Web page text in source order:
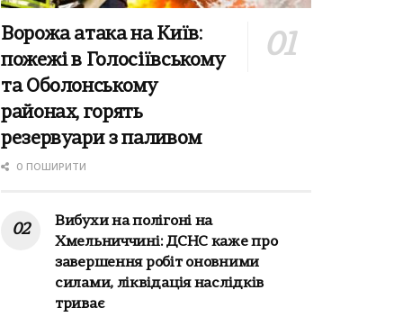
Ворожа атака на Київ:
пожежі в Голосіївському
та Оболонському
районах, горять
резервуари з паливом
0 ПОШИРИТИ
Вибухи на полігоні на
Хмельниччині: ДСНС каже про
завершення робіт оновними
силами, ліквідація наслідків
триває